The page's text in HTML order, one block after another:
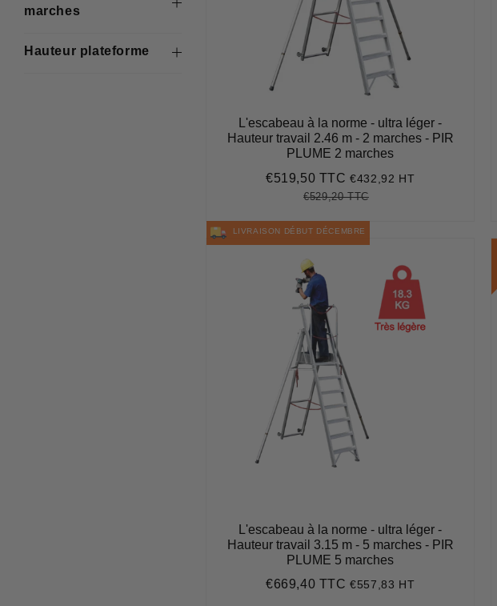
marches
Hauteur plateforme
L'escabeau à la norme - ultra léger -
Hauteur travail 2.46 m - 2 marches - PIR
PLUME 2 marches
Prix
€519,50 TTC€519,50
€432,92 HT
Prix
€529,20 TTC€529,20
LIVRAISON DÉBUT DÉCEMBRE
L'escabeau à la norme - ultra léger -
Hauteur travail 3.15 m - 5 marches - PIR
PLUME 5 marches
Prix
€669,40 TTC€669,40
€557,83 HT